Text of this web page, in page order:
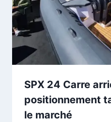
SPX 24 Carre
positionnement
le marché